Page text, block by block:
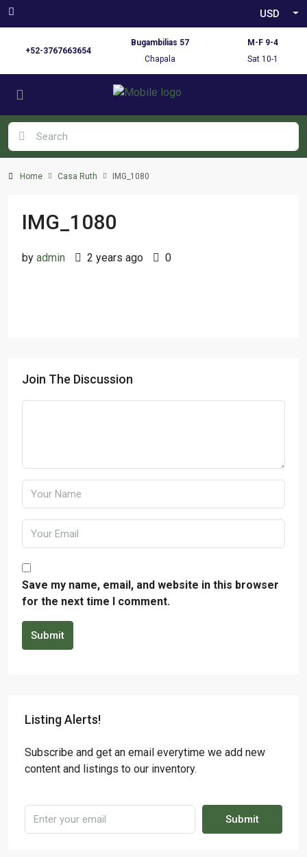
USD
+52-3767663654
Bugambilias 57
Chapala
M-F 9-4
Sat 10-1
Home Casa Ruth IMG_1080
IMG_1080
by admin 2 years ago 0
Join The Discussion
Save my name, email, and website in this browser
for the next time I comment.
Submit
Listing Alerts!
Subscribe and get an email everytime we add new
content and listings to our inventory.
Submit